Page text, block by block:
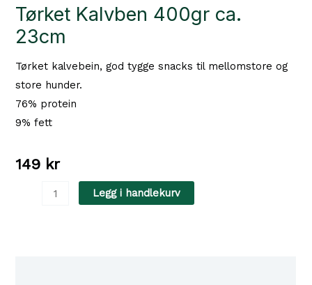
Tørket Kalvben 400gr ca.
23cm
Tørket kalvebein, god tygge snacks til mellomstore og
store hunder.
76% protein
9% fett
149 kr
Legg i handlekurv